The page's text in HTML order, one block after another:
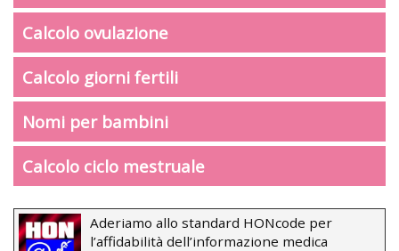
Calcolo ovulazione
Calcolo giorni fertili
Nomi per bambini
Calcolo ciclo mestruale
Aderiamo allo standard HONcode per
l’affidabilità dell’informazione medica